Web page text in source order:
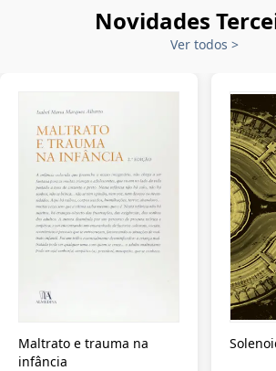
Novidades
Ver todos >
Maltrato e trauma na
infância